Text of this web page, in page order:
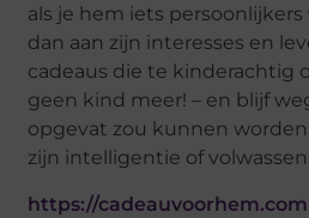
als je hem iets
dan aan zijn interesses en
cadeaus die te kinderachtig
geen kind meer! – en blijf
opgevat zou kunnen
zijn intelligentie of
https://cadeauvoorhem.com